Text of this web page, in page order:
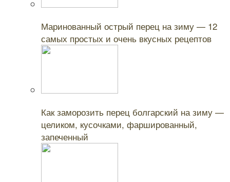
Маринованный острый перец на зиму — 12
самых простых и очень вкусных рецептов
Как заморозить перец болгарский на зиму —
целиком, кусочками, фаршированный,
запеченный